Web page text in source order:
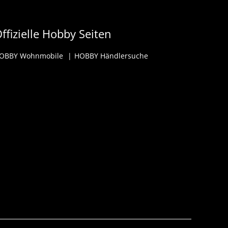
Hobby Seiten
Wohnmobile HOBBY Händlersuche